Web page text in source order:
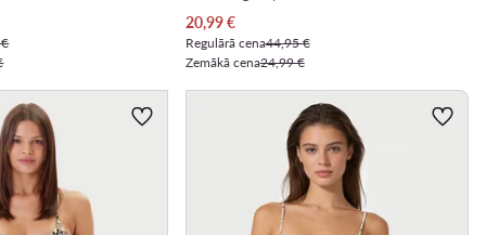
Pašreizējā cena
20,99€
Regulārā cena44,95 €
Zemākā cena24,99 €